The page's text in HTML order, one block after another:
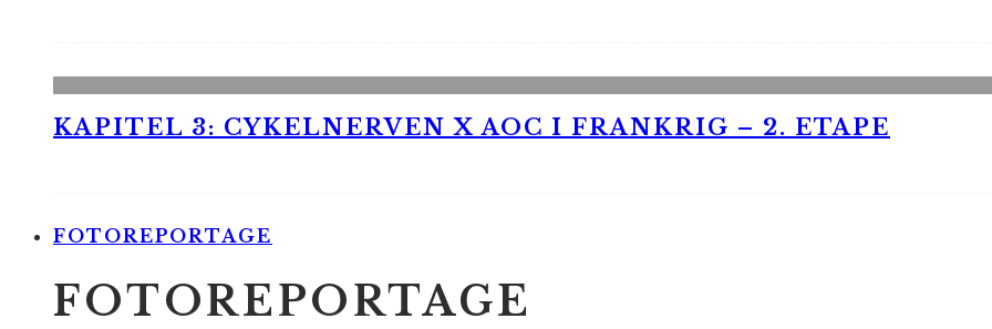
KAPITEL 3: CYKELNERVEN X AOC I FRANKRIG – 2. ETAPE
FOTOREPORTAGE
FOTOREPORTAGE